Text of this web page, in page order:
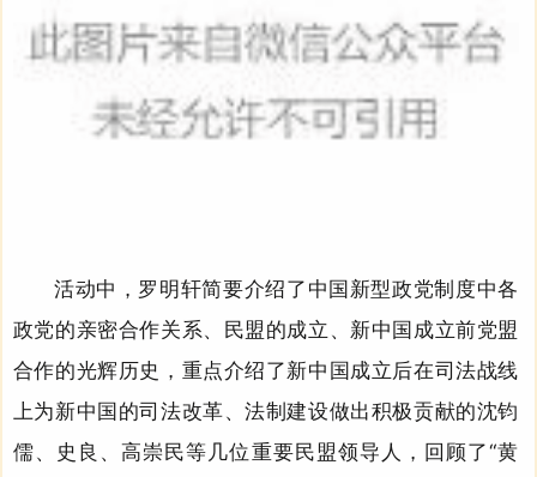
活动中，罗明轩简要介绍了中国新型政党制度中各
政党的亲密合作关系、民盟的成立、新中国成立前党盟
合作的光辉历史，重点介绍了新中国成立后在司法战线
上为新中国的司法改革、法制建设做出积极贡献的沈钧
儒、史良、高崇民等几位重要民盟领导人，回顾了“黄